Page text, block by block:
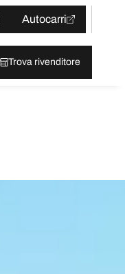
Autocarri
Trova rivenditore